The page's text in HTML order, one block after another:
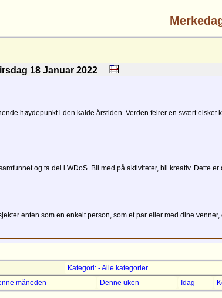
18 Januar 2022
høydepunkt i den kalde årstiden. Verden feirer en svært
og ta del i WDoS. Bli med på aktiviteter, bli kreativ. Dette
enten som en enkelt person, som et par eller med dine venner,
Kategori: - Alle kategorier
måneden Denne uken Idag